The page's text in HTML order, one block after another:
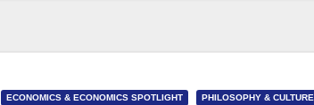
ECONOMICS & ECONOMICS SPOTLIGHT PHILOSOPHY & CULTURE